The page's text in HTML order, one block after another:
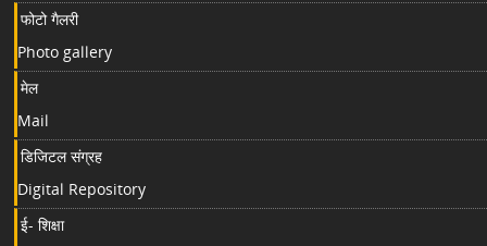
फोटो गैलरी
Photo gallery
मेल
Mail
डिजिटल संग्रह
Digital Repository
ई- शिक्षा